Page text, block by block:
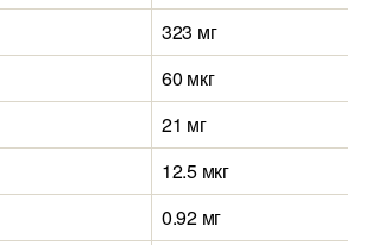
323 мг
60 мкг
21 мг
12.5 мкг
0.92 мг